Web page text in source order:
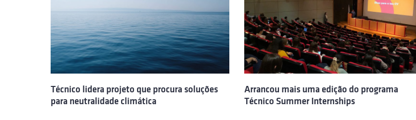
Técnico lidera projeto que procura soluções
para neutralidade climática
Arrancou mais uma edição do programa
Técnico Summer Internships